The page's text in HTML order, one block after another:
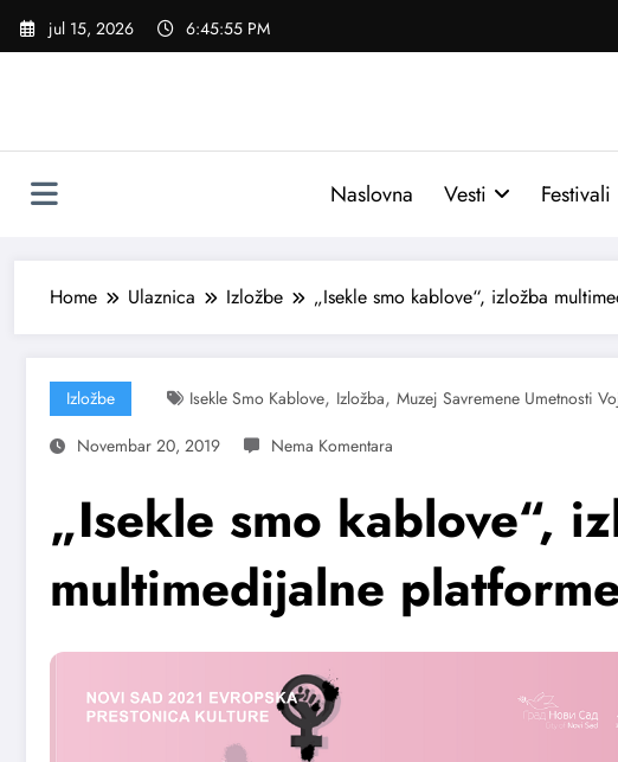
Skoči
jul 15, 2026 6:45:56 PM
Naslovna Vesti Festivali
Home Ulaznica Izložbe „Isekle smo kablove“, izložba
Izložbe Isekle Smo Kablove, Izložba, Muzej Savremene Umetnosti
Novembar 20, 2019
„Isekle smo kablove“,
multimedijalne